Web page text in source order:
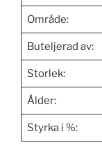
Område:
Buteljerad av:
Storlek:
Ålder:
Styrka i %: